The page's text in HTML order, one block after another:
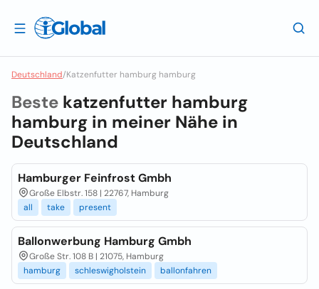
Deutschland/Katzenfutter hamburg hamburg
Beste katzenfutter hamburg
hamburg in meiner Nähe in
Deutschland
Hamburger Feinfrost Gmbh
Große Elbstr. 158 | 22767, Hamburg
all
take present
Ballonwerbung Hamburg Gmbh
Große Str. 108 B | 21075, Hamburg
hamburg
schleswigholstein ballonfahren